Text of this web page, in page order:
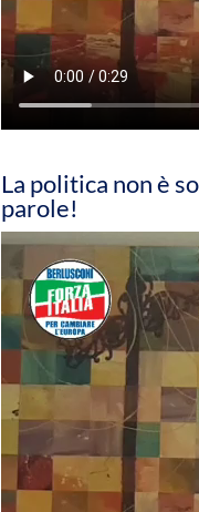
La politica non è
parole!